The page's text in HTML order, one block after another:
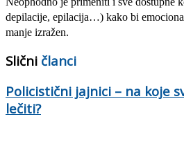
depilacije, epilacija…) kako bi
manje izražen.
Slični članci
Policistični jajnici – na koje
lečiti?